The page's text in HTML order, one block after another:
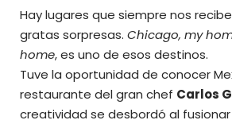
Hay lugares que siempre nos
gratas sorpresas. Chicago, my
home, es uno de esos destinos.
Tuve la oportunidad de conocer
restaurante del gran chef Carlos
creatividad se desbordó al